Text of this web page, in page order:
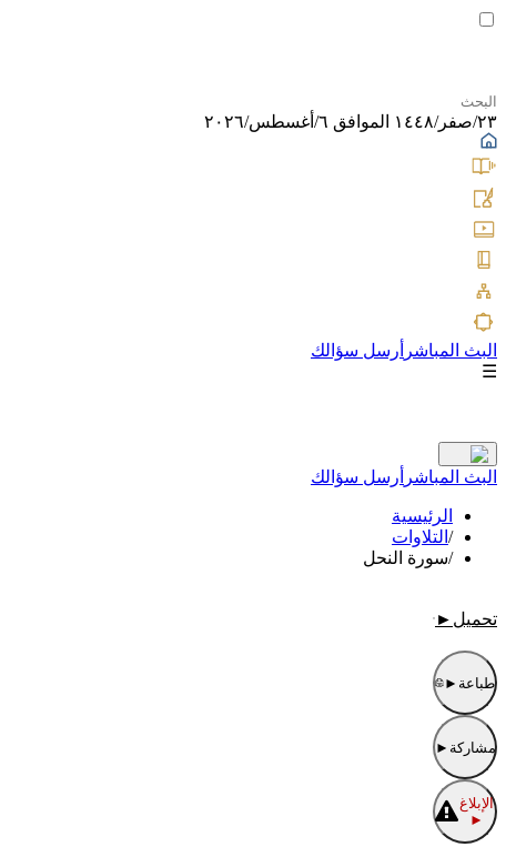
٢٣/صفر/١٤٤٨ الموافق ٦/أغسطس/٢٠٢٦
البث المباشر أرسل سؤالك
☰
البث المباشر أرسل سؤالك
الرئيسية
/ التلاوات
/سورة النحل
تحميل ►
طباعة ►
مشاركة ►
الإبلاغ
►